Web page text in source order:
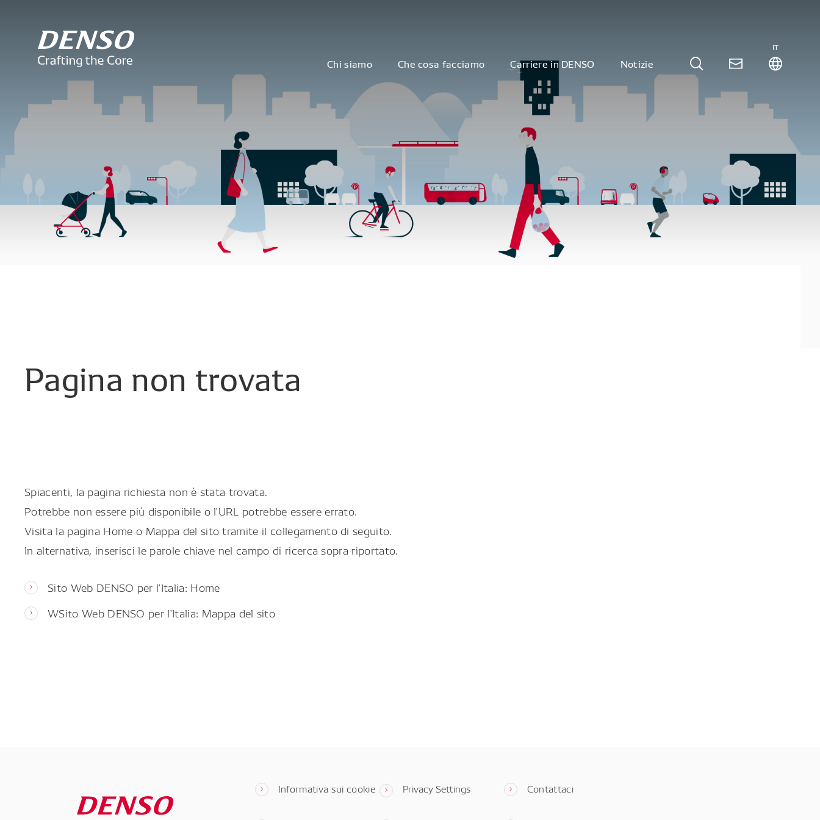
Chi siamo Che cosa facciamo Carriere in DENSO Notizie
IT
Pagina non trovata
Spiacenti, la pagina richiesta non è stata trovata.
Potrebbe non essere più disponibile o l'URL potrebbe essere errato.
Visita la pagina Home o Mappa del sito tramite il collegamento di seguito.
In alternativa, inserisci le parole chiave nel campo di ricerca sopra riportato.
Sito Web DENSO per l'Italia: Home
WSito Web DENSO per l'Italia: Mappa del sito
Informativa sui cookie Privacy Settings Contattaci